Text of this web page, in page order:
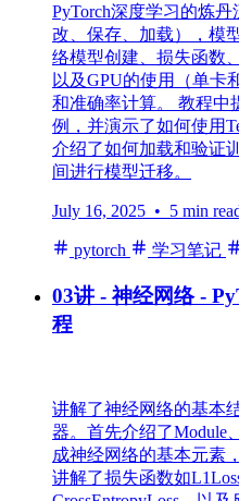
PyTorch深度学习的炼
改、保存、加载），模
络模型创建、损失函数
以及GPU的使用（单卡
和准确率计算。 教程中
例，并演示了如何使用
介绍了如何加载和验证
间进行模型迁移。
July 16, 2025 • 5 min
pytorch 学习笔记
03讲 - 神经网络 -
程
讲解了神经网络的基本
器。首先介绍了Module
成神经网络的基本元素
讲解了损失函数如